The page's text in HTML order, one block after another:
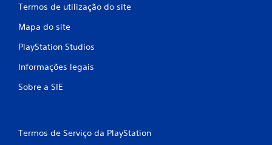
Termos de utilização do site
Mapa do site
PlayStation Studios
Informações legais
Sobre a SIE
Termos de Serviço da PlayStation